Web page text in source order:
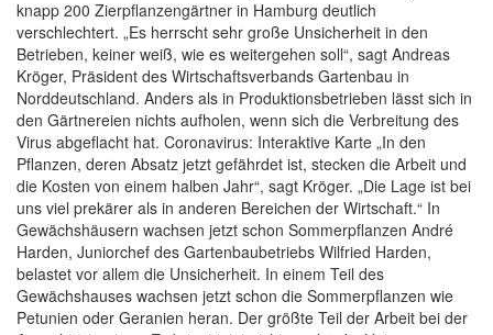
knapp 200 Zierpflanzengärtner in Hamburg deutlich
verschlechtert. „Es herrscht sehr große Unsicherheit in den
Betrieben, keiner weiß, wie es weitergehen soll“, sagt Andreas
Kröger, Präsident des Wirtschaftsverbands Gartenbau in
Norddeutschland. Anders als in Produktionsbetrieben lässt sich in
den Gärtnereien nichts aufholen, wenn sich die Verbreitung des
Virus abgeflacht hat. Coronavirus: Interaktive Karte „In den
Pflanzen, deren Absatz jetzt gefährdet ist, stecken die Arbeit und
die Kosten von einem halben Jahr“, sagt Kröger. „Die Lage ist bei
uns viel prekärer als in anderen Bereichen der Wirtschaft.“ In
Gewächshäusern wachsen jetzt schon Sommerpflanzen André
Harden, Juniorchef des Gartenbaubetriebs Wilfried Harden,
belastet vor allem die Unsicherheit. In einem Teil des
Gewächshauses wachsen jetzt schon die Sommerpflanzen wie
Petunien oder Geranien heran. Der größte Teil der Arbeit bei der